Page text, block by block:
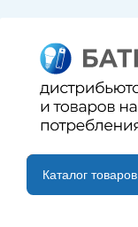
B2B портал
Каталог товаров